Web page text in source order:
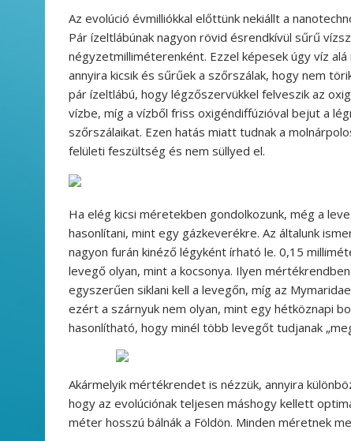
Az evolúció évmilliókkal előttünk nekiállt a
Pár ízeltlábúnak nagyon rövid ésrendkívül sűrű
négyzetmilliméterenként. Ezzel képesek úgy víz
annyira kicsik és sűrűek a szőrszálak, hogy nem
pár ízeltlábú, hogy légzőszervükkel felveszik az
vízbe, míg a vízből friss oxigéndiffúzióval bejut a
szőrszálaikat. Ezen hatás miatt tudnak a
felületi feszültség és nem süllyed el.
Ha elég kicsi méretekben gondolkozunk, még a
hasonlítani, mint egy gázkeverékre. Az általunk
nagyon furán kinéző légyként írható le. 0,15
levegő olyan, mint a kocsonya. Ilyen
egyszerűen siklani kell a levegőn, míg az
ezért a szárnyuk nem olyan, mint egy hétköznapi
hasonlítható, hogy minél több levegőt tudjanak
Akármelyik mértékrendet is nézzük, annyira
hogy az evolúciónak teljesen máshogy kellett
méter hosszú bálnák a Földön. Minden méretnek